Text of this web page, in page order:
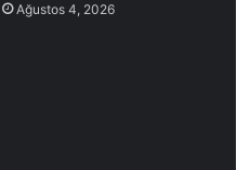
Ağustos 4, 2026